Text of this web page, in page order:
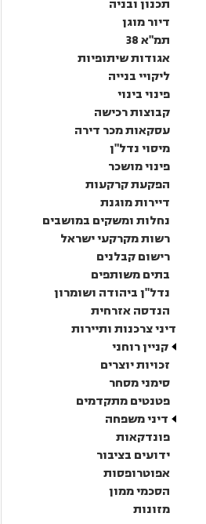
תכנון ובניה
דיור מוגן
תמ"א 38
אגודות שיתופיות
ליקויי בנייה
פינוי בינוי
קבוצות רכישה
עסקאות מכר דירה
מיסוי נדל"ן
פינוי מושכר
הפקעת קרקעות
דיירות מוגנת
נחלות ומשקים במושבים
רשות מקרקעי ישראל
רישום קבלנים
בתים משותפים
נדל"ן ביהודה ושומרון
הנדסה אזרחית
דיני צרכנות ותיירות
קניין רוחני
זכויות יוצרים
סימני מסחר
פטנטים מתקדמים
דיני משפחה
פונדקאות
ידועים בציבור
אפוטרופסות
הסכמי ממון
מזונות